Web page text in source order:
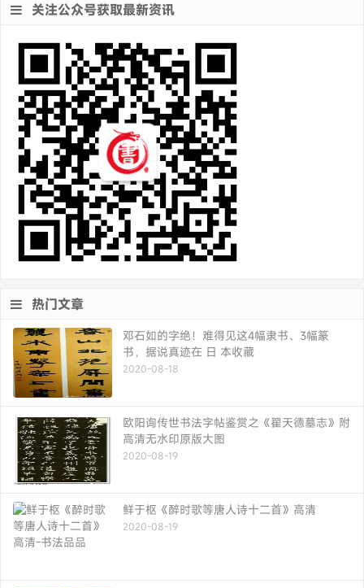
关注公众号获取最新资讯
热门文章
邓石如的字绝！难得见这4幅隶书、3幅篆
书，据说真迹在 日 本收藏
2020-08-18
欧阳询传世书法字帖鉴赏之《翟天德墓志》附
高清无水印原版大图
2020-08-19
鲜于枢《醉时歌等唐人诗十二首》高清
2020-08-19